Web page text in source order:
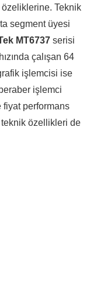
Teknik
segment üyesi
MT6737 serisi
hızında çalışan 64
işlemcisi ise
işlemci
fiyat performans
özellikleri de